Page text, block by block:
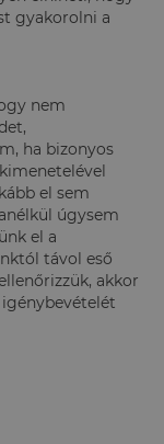
gyakorolni a
nem
ha bizonyos
el sem
úgysem
el a
távol eső
akkor